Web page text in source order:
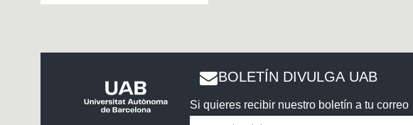
BOLETÍN DIVULGA UAB
Si quieres recibir nuestro boletín a tu correo